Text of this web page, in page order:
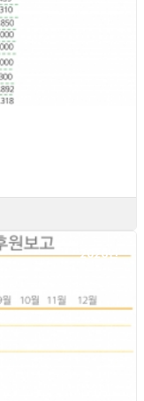
2026년